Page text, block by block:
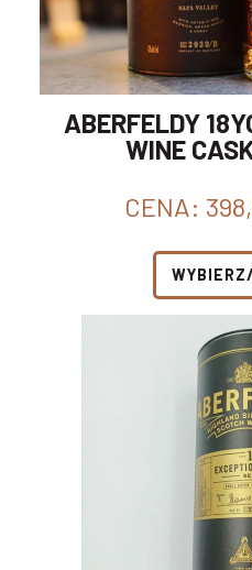
ABERFELDY
WINE
CENA: